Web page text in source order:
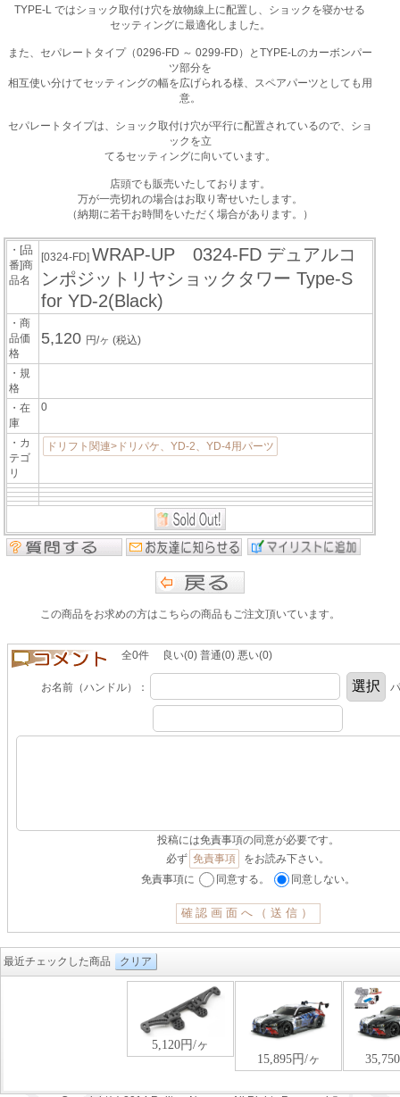
TYPE-L ではショック取付け穴を放物線上に配置し、ショックを寝かせる
セッティングに最適化しました。
また、セパレートタイプ（0296-FD ～ 0299-FD）とTYPE-Lのカーボンパー
ツ部分を
相互使い分けてセッティングの幅を広げられる様、スペアパーツとしても用
意。
セパレートタイプは、ショック取付け穴が平行に配置されているので、ショ
ックを立
てるセッティングに向いています。
店頭でも販売いたしております。
万が一売切れの場合はお取り寄せいたします。
（納期に若干お時間をいただく場合があります。）
・[品
番]商
品名
[0324-FD] WRAP-UP 0324-FD デュアルコ
ンポジットリヤショックタワー Type-S
for YD-2(Black)
・商
品価
格
5,120 円/ヶ(税込)
・規
格
・在
庫
0
・カ
テゴ
リ
ドリフト関連>ドリパケ、YD-2、YD-4用パーツ
この商品をお求めの方はこちらの商品もご注文頂いています。
全0件 良い(0) 普通(0) 悪い(0)
お名前（ハンドル）：
投稿には免責事項の同意が必要です。
必ず 免責事項
をお読み下さい。
免責事項に
同意する。 同意しない。
最近チェックした商品 クリア